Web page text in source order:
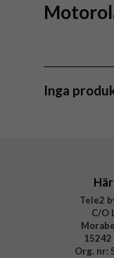
Inga
Tele2
C/O
Org. nr: